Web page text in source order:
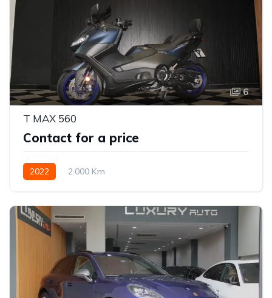
6
T MAX 560
Contact for a price
2022 2.000 Km